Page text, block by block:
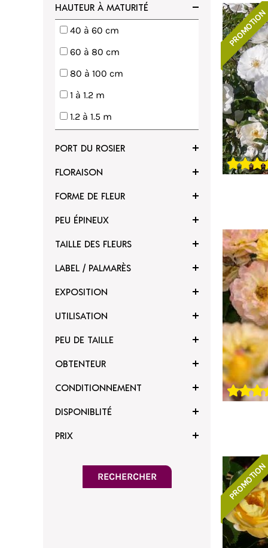
HAUTEUR À MATURITÉ
40 à 60 cm
60 à 80 cm
80 à 100 cm
1 à 1.2 m
1.2 à 1.5 m
4 à 5 m
5 à 6 m
6 m et plus
PORT DU ROSIER
FLORAISON
FORME DE FLEUR
PEU ÉPINEUX
TAILLE DES FLEURS
LABEL / PALMARÈS
EXPOSITION
UTILISATION
PEU DE TAILLE
OBTENTEUR
CONDITIONNEMENT
DISPONIBLITÉ
PRIX
RECHERCHER
PROMOTION
Ajouter à mes favoris
Ajouter à mes favoris
PROMOTION
Ajouter à mes favoris